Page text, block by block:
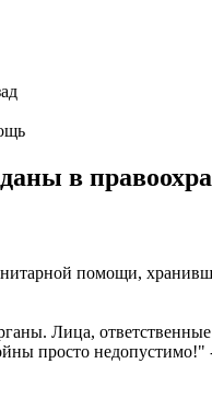
в
помощи,
Лица,
просто